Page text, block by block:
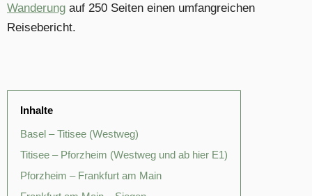
Wanderung auf 250 Seiten einen umfangreichen
Reisebericht.
Inhalte
Basel – Titisee (Westweg)
Titisee – Pforzheim (Westweg und ab hier E1)
Pforzheim – Frankfurt am Main